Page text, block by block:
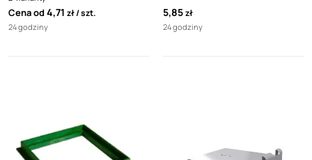
Cena od4,71 zł szt.
24 godziny
5,85zł
24 godziny